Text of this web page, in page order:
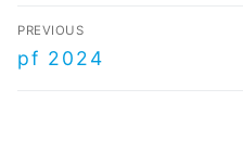
NAVIGACE
PRO
PREVIOUS
Předchozí
pf 2024